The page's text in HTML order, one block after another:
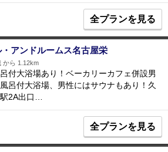
全プランを見る
アンドルームス名古屋栄
から 1.12km
付大浴場あり！ベーカリーカフェ併設男
呂付大浴場、男性にはサウナもあり！久
2A出口…
全プランを見る